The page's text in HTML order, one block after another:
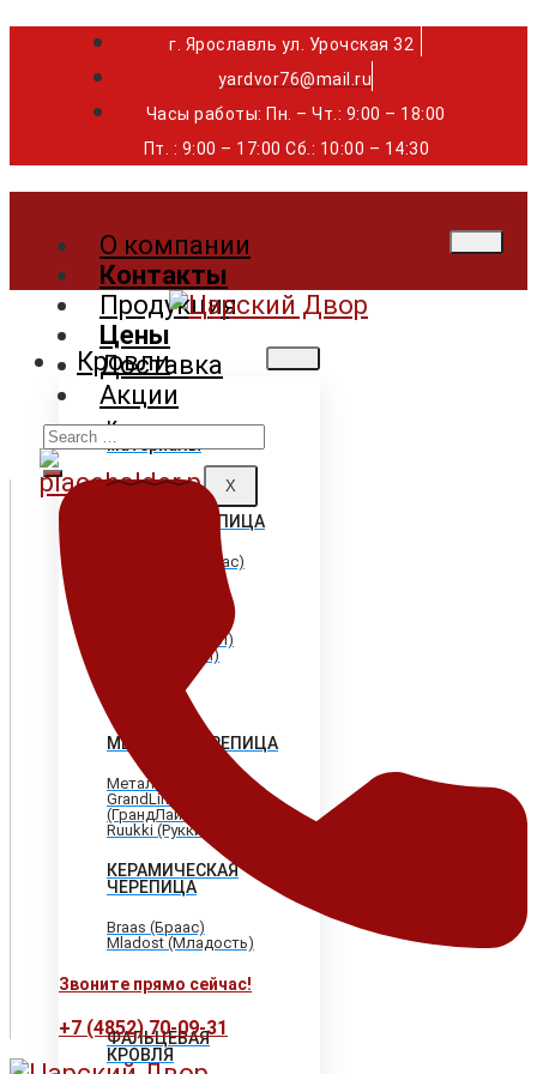
г. Ярославль ул. Урочская 32 ⁣⁣⁣⁣
yardvor76@mail.ru
Часы работы: Пн. – Чт.: 9:00 – 18:00
Пт. : 9:00 – 17:00 Сб.: 10:00 – 14:30
О компании
Контакты
Продукция
Цены
Доставка
Акции
X
Кровли
Кровельные
материалы
ГИБКАЯ ЧЕРЕПИЦА
Shinglas (Шинглас)
Katepal (Катепал)
Icopal (Икопал)
МЕТАЛЛОЧЕРЕПИЦА
МеталлПрофиль
GrandLine
(ГрандЛайн)
Ruukki (Рукки)
КЕРАМИЧЕСКАЯ
ЧЕРЕПИЦА
Braas (Браас)
Mladost (Младость)
ФАЛЬЦЕВАЯ
КРОВЛЯ
Search
for:
Звоните прямо сейчас!
+7 (4852) 70-09-31